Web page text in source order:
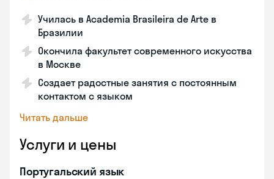
Училась в Academia Brasileira de Arte в
Бразилии
Окончила факультет современного искусства
в Москве
Создает радостные занятия с постоянным
контактом с языком
Читать дальше
Услуги и цены
Португальский язык